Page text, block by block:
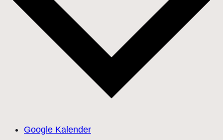
Google Kalender